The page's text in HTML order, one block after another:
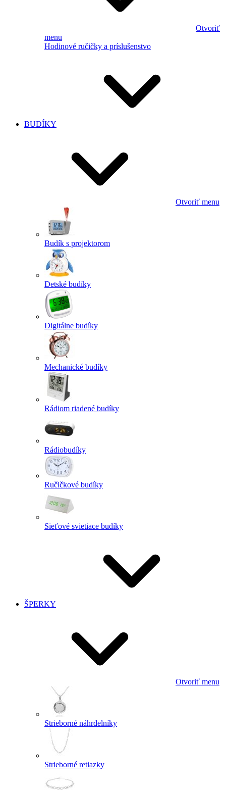
Otvoriť
menu
Hodinové ručičky a príslušenstvo
BUDÍKY
Otvoriť menu
Budík s projektorom
Detské budíky
Digitálne budíky
Mechanické budíky
Rádiom riadené budíky
Rádiobudíky
Ručičkové budíky
Sieťové svietiace budíky
ŠPERKY
Otvoriť menu
Strieborné náhrdelníky
Strieborné retiazky